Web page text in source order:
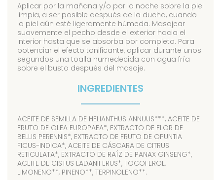
Aplicar por la mañana y/o por la noche sobre la piel
limpia, a ser posible después de la ducha, cuando
la piel aún esté ligeramente húmeda. Masajear
suavemente el pecho desde el exterior hacia el
interior hasta que se absorba por completo. Para
potenciar el efecto tonificante, aplicar durante unos
segundos una toalla humedecida con agua fría
sobre el busto después del masaje.
INGREDIENTES
ACEITE DE SEMILLA DE HELIANTHUS ANNUUS***, ACEITE DE
FRUTO DE OLEA EUROPAEA*, EXTRACTO DE FLOR DE
BELLIS PERENNIS*, EXTRACTO DE FRUTO DE OPUNTIA
FICUS-INDICA*, ACEITE DE CÁSCARA DE CITRUS
RETICULATA*, EXTRACTO DE RAÍZ DE PANAX GINSENG*,
ACEITE DE CISTUS LADANIFERUS*, TOCOFEROL,
LIMONENO**, PINENO**, TERPINOLENO**.